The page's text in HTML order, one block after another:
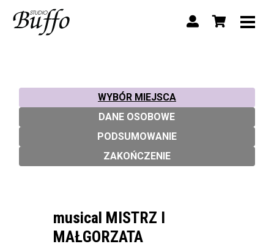
WYBÓR MIEJSCA
DANE OSOBOWE
PODSUMOWANIE
ZAKOŃCZENIE
musical MISTRZ I
MAŁGORZATA